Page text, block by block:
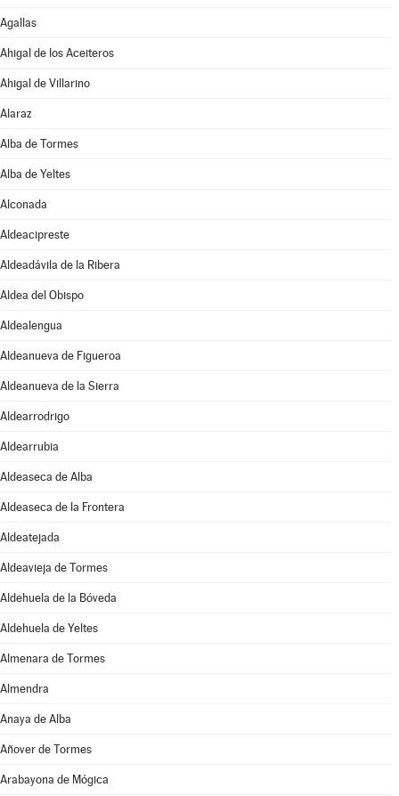
Agallas
Ahigal de los Aceiteros
Ahigal de Villarino
Alaraz
Alba de Tormes
Alba de Yeltes
Alconada
Aldeacipreste
Aldeadávila de la Ribera
Aldea del Obispo
Aldealengua
Aldeanueva de Figueroa
Aldeanueva de la Sierra
Aldearrodrigo
Aldearrubia
Aldeaseca de Alba
Aldeaseca de la Frontera
Aldeatejada
Aldeavieja de Tormes
Aldehuela de la Bóveda
Aldehuela de Yeltes
Almenara de Tormes
Almendra
Anaya de Alba
Añover de Tormes
Arabayona de Mógica